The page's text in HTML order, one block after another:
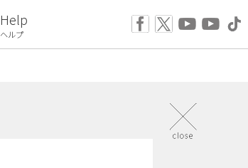
Help
ヘルプ